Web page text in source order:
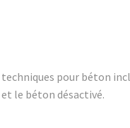
pour béton
le béton désactivé.